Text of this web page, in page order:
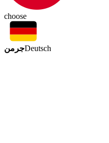
choose
جرمنDeutsch